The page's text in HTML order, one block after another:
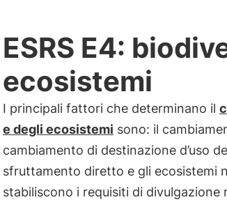
ESRS E4:
ecosistemi
I principali fattori che determinano il
e degli ecosistemi sono: il
cambiamento di destinazione d’uso
sfruttamento diretto e gli ecosistemi
stabiliscono i requisiti di divulgazione